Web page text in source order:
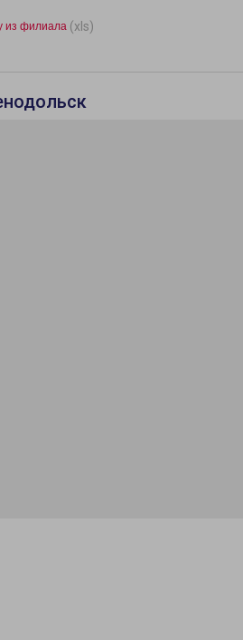
из филиала (xls)